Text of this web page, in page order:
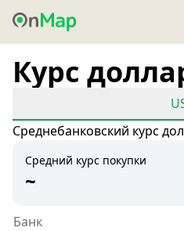
Курс
Среднебанковский курс
Средний курс покупки
~
Банк